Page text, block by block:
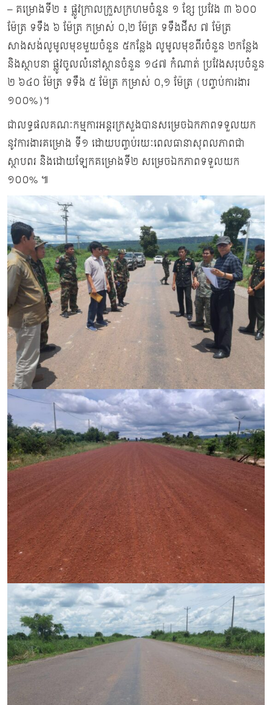
– គម្រោងទី២ ៖ ផ្លូវក្រាលក្រួសក្រហមចំនួន ១ ខ្សែ ប្រវែង ៣ ៦០០
ម៉ែត្រ ទទឹង ៦ ម៉ែត្រ កម្រាស់ ០,២ ម៉ែត្រ ទទឹងដីស ៧ ម៉ែត្រ
សាងសង់លូមូលមុខមួយចំនួន ៥កន្លែង លូមូលមុខពីរចំនួន ២កន្លែង
និងស្ថាបនា ផ្លូវចូលលំនៅស្ថានចំនួន ១៤៧ កំណាត់ ប្រវែងសរុបចំនួន
២ ៦៤០ ម៉ែត្រ ទទឹង ៥ ម៉ែត្រ កម្រាស់ ០,១ ម៉ែត្រ (បញ្ចប់ការងារ
១០០%)។
ជាលទ្ធផលគណៈកម្មការអន្ដរក្រសួងបានសម្រេចឯកភាពទទួលយក
នូវការងារគម្រោង ទី១ ដោយបញ្ចប់រយៈពេលធានាសុពលភាពជា
ស្ថាបពរ និងដោយឡែកគម្រោងទី២ សម្រេចឯកភាពទទួលយក
១០០% ៕